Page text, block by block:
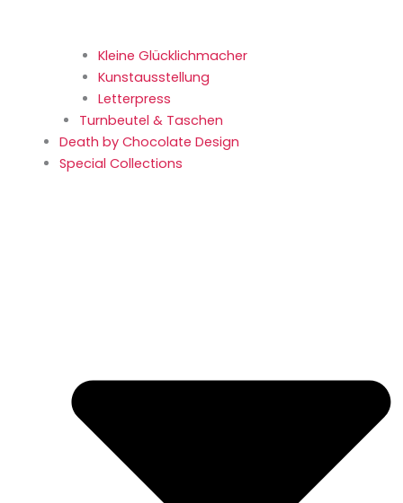
Kleine Glücklich­macher
Kunstaus­stellung
Letterpress
Turnbeutel & Taschen
Death by Chocolate Design
Special Collections